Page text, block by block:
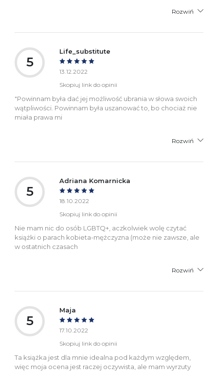
Rozwiń
5
Life_substitute
13.12.2022
Skopiuj link do opinii
"Powinnam była dać jej możliwość ubrania w słowa swoich
wątpliwości. Powinnam była uszanować to, bo chociaż nie
miała prawa mi
Rozwiń
5
Adriana Komarnicka
18.10.2022
Skopiuj link do opinii
Nie mam nic do osób LGBTQ+, aczkolwiek wolę czytać
książki o parach kobieta-mężczyzna (może nie zawsze, ale
w ostatnich czasach
Rozwiń
5
Maja
17.10.2022
Skopiuj link do opinii
Ta książka jest dla mnie idealna pod każdym względem,
więc moja ocena jest raczej oczywista, ale mam wyrzuty